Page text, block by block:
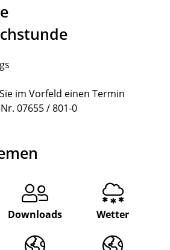
im Vorfeld einen Termin
07655 / 801-0
Downloads Wetter